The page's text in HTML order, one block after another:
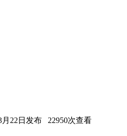
22日发布 22950次查看